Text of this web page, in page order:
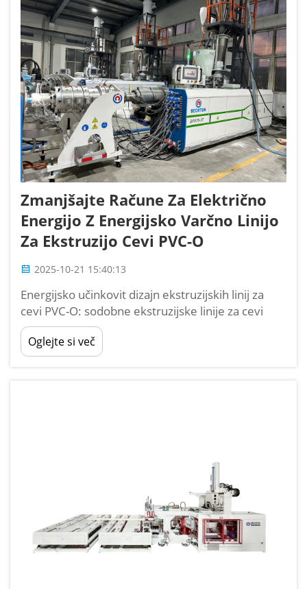
Zmanjšajte Račune Za Električno
Energijo Z Energijsko Varčno Linijo
Za Ekstruzijo Cevi PVC-O
2025-10-21 15:40:13
Energijsko učinkovit dizajn ekstruzijskih linij za
cevi PVC-O: sodobne ekstruzijske linije za cevi
PVC-O dosegajo specifično porabo energije 180–
220 Wh/kg zaradi optimiziranega sistemskega
dizajna – kar je 15 % manj kot pri konvencionalnih
Oglejte si več